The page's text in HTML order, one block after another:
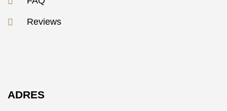
Reviews
ADRES